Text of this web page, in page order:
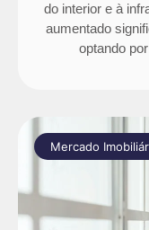
do interior e à
aumentado
optando
Mercado